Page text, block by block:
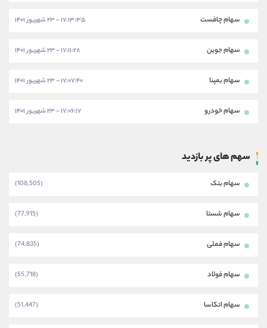
سهام چافست ۱۷:۱۳:۳۵ - ۲۳ شهریور ۱۴۰۱
سهام جوین ۱۷:۱۱:۲۸ - ۲۳ شهریور ۱۴۰۱
سهام بمپنا ۱۷:۰۷:۴۰ - ۲۳ شهریور ۱۴۰۱
سهام خودرو ۱۷:۰۶:۱۷ - ۲۳ شهریور ۱۴۰۱
سهم های پر بازدید
سهام بتک (108,505)
سهام شستا (77,915)
سهام فملی (74,835)
سهام فولاد (55,718)
سهام اتکاسا (51,447)